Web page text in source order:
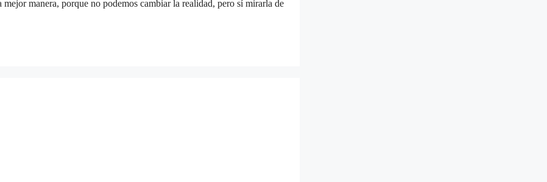
manera, porque no podemos cambiar la realidad, pero sí mirarla de